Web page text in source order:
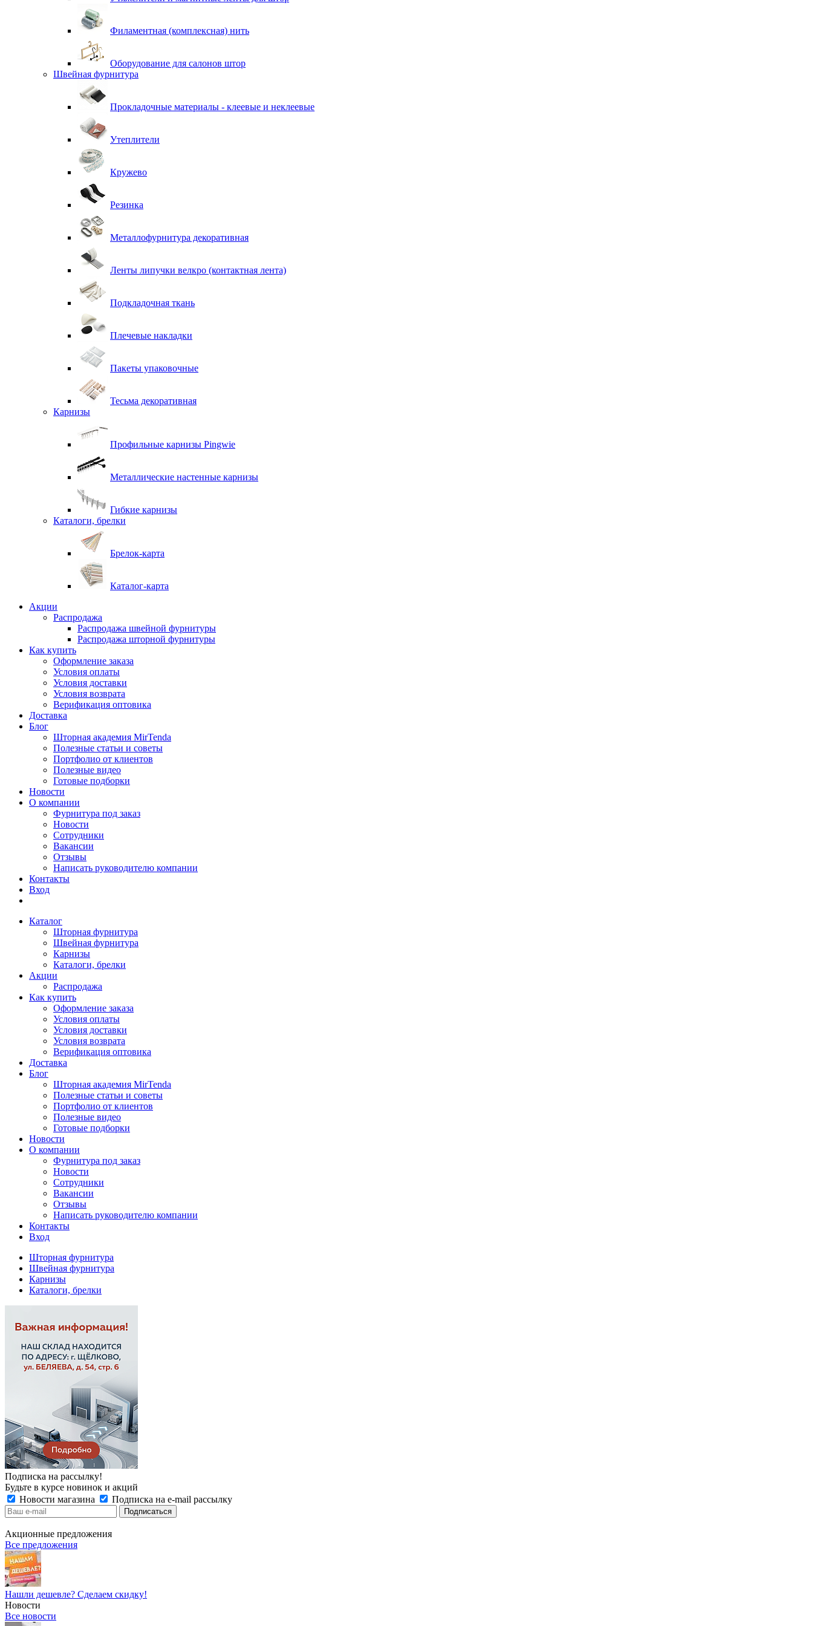
Филаментная (комплексная) нить
Оборудование для салонов штор
Швейная фурнитура
Прокладочные материалы - клеевые и неклеевые
Утеплители
Кружево
Резинка
Металлофурнитура декоративная
Ленты липучки велкро (контактная лента)
Подкладочная ткань
Плечевые накладки
Пакеты упаковочные
Тесьма декоративная
Карнизы
Профильные карнизы Pingwie
Металлические настенные карнизы
Гибкие карнизы
Каталоги, брелки
Брелок-карта
Каталог-карта
Акции
Распродажа
Распродажа швейной фурнитуры
Распродажа шторной фурнитуры
Как купить
Оформление заказа
Условия оплаты
Условия доставки
Условия возврата
Верификация оптовика
Доставка
Блог
Шторная академия MirTenda
Полезные статьи и советы
Портфолио от клиентов
Полезные видео
Готовые подборки
Новости
О компании
Фурнитура под заказ
Новости
Сотрудники
Вакансии
Отзывы
Написать руководителю компании
Контакты
Вход
Каталог
Шторная фурнитура
Швейная фурнитура
Карнизы
Каталоги, брелки
Акции
Распродажа
Как купить
Оформление заказа
Условия оплаты
Условия доставки
Условия возврата
Верификация оптовика
Доставка
Блог
Шторная академия MirTenda
Полезные статьи и советы
Портфолио от клиентов
Полезные видео
Готовые подборки
Новости
О компании
Фурнитура под заказ
Новости
Сотрудники
Вакансии
Отзывы
Написать руководителю компании
Контакты
Вход
Шторная фурнитура
Швейная фурнитура
Карнизы
Каталоги, брелки
Подписка на рассылку!
Будьте в курсе новинок и акций
Новости магазина
Подписка на e-mail рассылку
Акционные предложения
Все предложения
Нашли дешевле? Сделаем скидку!
Новости
Все новости